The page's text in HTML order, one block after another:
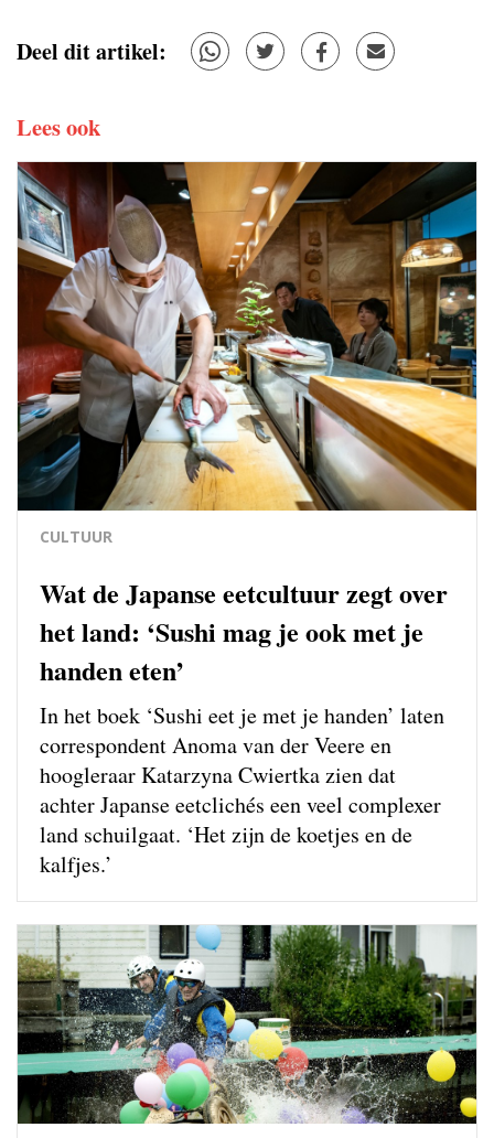
Deel dit artikel:
Lees ook
CULTUUR
Wat de Japanse eetcultuur zegt over
het land: ‘Sushi mag je ook met je
handen eten’
In het boek ‘Sushi eet je met je handen’ laten
correspondent Anoma van der Veere en
hoogleraar Katarzyna Cwiertka zien dat
achter Japanse eetclichés een veel complexer
land schuilgaat. ‘Het zijn de koetjes en de
kalfjes.’